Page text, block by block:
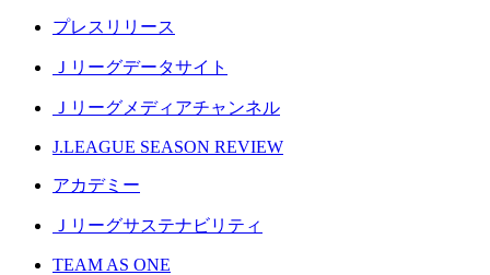
プレスリリース
Ｊリーグデータサイト
Ｊリーグメディアチャンネル
J.LEAGUE SEASON REVIEW
アカデミー
Ｊリーグサステナビリティ
TEAM AS ONE